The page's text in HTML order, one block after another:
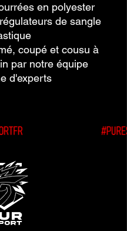
en polyester
de sangle
coupé et cousu à
par notre équipe
d'experts